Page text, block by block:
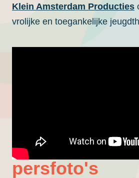
Klein Amsterdam Producties
vrolijke en toegankelijke
persfoto's